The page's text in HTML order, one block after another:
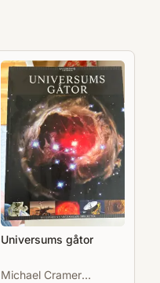
Universums gåtor
Michael Cramer